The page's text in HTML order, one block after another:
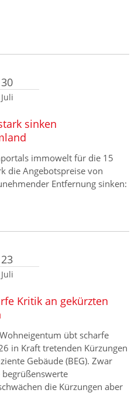
30
Juli
sinken
immowelt für die 15
die Angebotspreise von
Entfernung sinken:
23
Juli
Kritik an gekürzten
übt scharfe
in Kraft tretenden Kürzungen
Gebäude (BEG). Zwar
die Kürzungen aber